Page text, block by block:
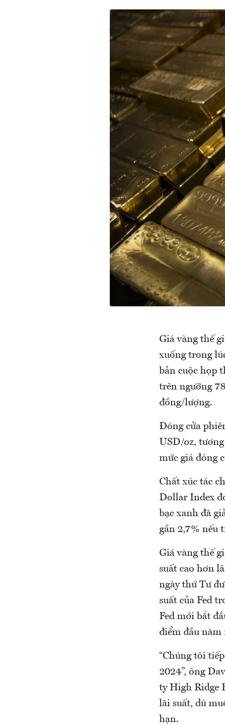
Giá vàng thế
xuống trong
bản cuộc họp
trên ngưỡng
đồng/lượng.
Đóng cửa
USD/oz,
mức giá đóng
Chất xúc tác
Dollar Index
bạc xanh đã
gần 2,7% nếu
Giá vàng thế
suất cao hơn
ngày thứ Tư
suất của Fed
Fed mới bắt
điểm đầu năm
“Chúng tôi
2024”, ông
ty High Ridge
lãi suất, dù
hạn.